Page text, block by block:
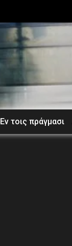
Εν τοις πράγμασι